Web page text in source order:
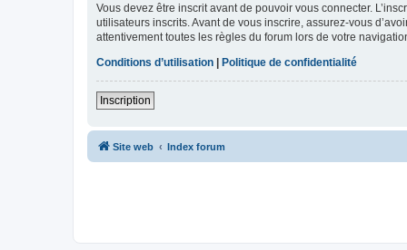
Vous devez être inscrit avant de pouvoir vous connecter.
utilisateurs inscrits. Avant de vous inscrire, assurez-vous
attentivement toutes les règles du forum lors de votre
Conditions d’utilisation | Politique de confidentialité
Inscription
Site web Index forum